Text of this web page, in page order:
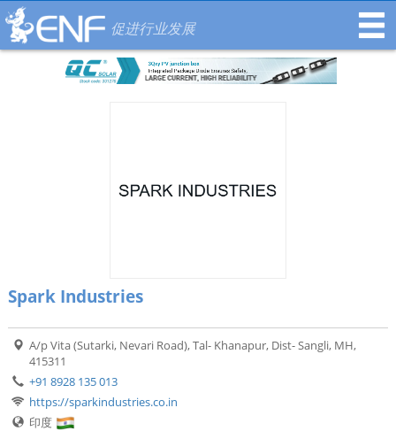
促进行业发展
Spark Industries
A/p Vita (Sutarki, Nevari Road), Tal- Khanapur, Dist- Sangli, MH,
415311
+91 8928 135 013
https://sparkindustries.co.in
印度